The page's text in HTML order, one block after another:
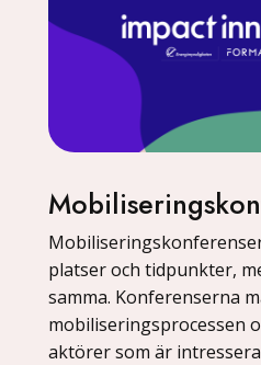
platser och tidpunkter,
samma. Konferenserna
mobiliseringsprocessen
aktörer som är